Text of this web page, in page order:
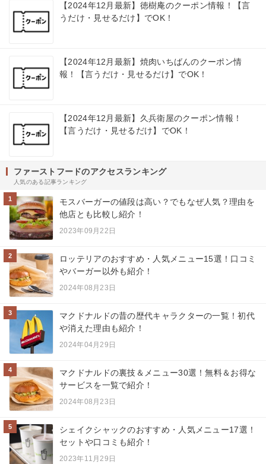
【2024年12月最新】徳樹庵のクーポン情報！【言
うだけ・見せるだけ】でOK！
【2024年12月最新】焼肉いちばんのクーポン情
報！【言うだけ・見せるだけ】でOK！
【2024年12月最新】久兵衛屋のクーポン情報！
【言うだけ・見せるだけ】でOK！
ファーストフードのアクセスランキング
人気のある記事ランキング
1
モスバーガーの値段は高い？でもなぜ人気？理由を
他店とも比較し紹介！
2023年09月22日
2
ロッテリアのおすすめ・人気メニュー15選！口コミ
やバーガー以外も紹介！
2024年08月23日
3
マクドナルドの昔の歴代キャラクターの一覧！初代
や消えた理由も紹介！
2024年04月29日
4
マクドナルドの裏技＆メニュー30選！無料＆お得な
サービスを一覧で紹介！
2024年08月23日
5
シェイクシャックのおすすめ・人気メニュー17選！
セットや口コミも紹介！
2023年11月29日